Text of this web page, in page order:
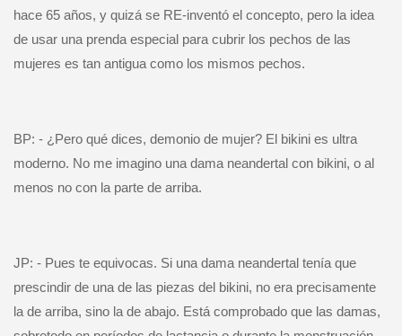
hace 65 años, y quizá se RE-inventó el concepto, pero la idea
de usar una prenda especial para cubrir los pechos de las
mujeres es tan antigua como los mismos pechos.
BP: - ¿Pero qué dices, demonio de mujer? El bikini es ultra
moderno. No me imagino una dama neandertal con bikini, o al
menos no con la parte de arriba.
JP: - Pues te equivocas. Si una dama neandertal tenía que
prescindir de una de las piezas del bikini, no era precisamente
la de arriba, sino la de abajo. Está comprobado que las damas,